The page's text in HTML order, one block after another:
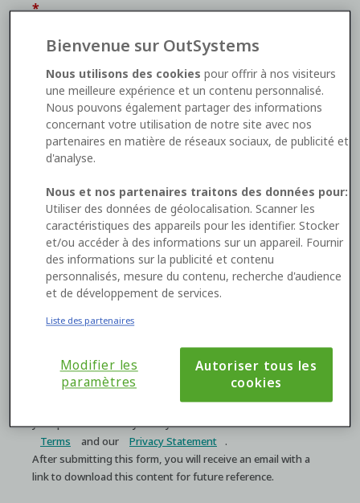
*
Yes, I'd like to receive OutSystems marketing
communications
. I can unsubscribe here .
Télécharger dès Maintenant
This site is protected by reCAPTCHA and the Google
Privacy Policy and Terms of Service apply.
By submitting this form you consent to the processing of
your personal data by OutSystems as described in our
Terms
and our Privacy Statement .
After submitting this form, you will receive an email with a
link to download this content for future reference.
Bienvenue sur OutSystems
Nous utilisons des cookies pour offrir à nos visiteurs
une meilleure expérience et un contenu personnalisé.
Nous pouvons également partager des informations
concernant votre utilisation de notre site avec nos
partenaires en matière de réseaux sociaux, de publicité et
d'analyse.
Nous et nos partenaires traitons des données pour:
Utiliser des données de géolocalisation. Scanner les
caractéristiques des appareils pour les identifier. Stocker
et/ou accéder à des informations sur un appareil. Fournir
des informations sur la publicité et contenu
personnalisés, mesure du contenu, recherche d'audience
et de développement de services.
Liste des partenaires
Modifier les
paramètres
Autoriser tous les
cookies